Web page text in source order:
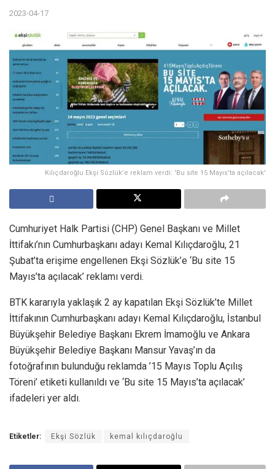
2023-04-17
Kılıçdaroğlu Ekşi Sözlük'e reklam verdi: 'Bu site 15 Mayıs'ta açılacak'
Cumhuriyet Halk Partisi (CHP) Genel Başkanı ve Millet
İttifakı’nın Cumhurbaşkanı adayı Kemal Kılıçdaroğlu, 21
Şubat’ta erişime engellenen Ekşi Sözlük’e ‘Bu site 15
Mayıs’ta açılacak’ reklamı verdi.
BTK kararıyla yaklaşık 2 ay kapatılan Ekşi Sözlük’te Millet
İttifakının Cumhurbaşkanı adayı Kemal Kılıçdaroğlu, İstanbul
Büyükşehir Belediye Başkanı Ekrem İmamoğlu ve Ankara
Büyükşehir Belediye Başkanı Mansur Yavaş’ın da
fotoğrafının bulunduğu reklamda ’15 Mayıs Toplu Açılış
Töreni’ etiketi kullanıldı ve ‘Bu site 15 Mayıs’ta açılacak’
ifadeleri yer aldı.
Etiketler: Ekşi Sözlük kemal kılıçdaroğlu